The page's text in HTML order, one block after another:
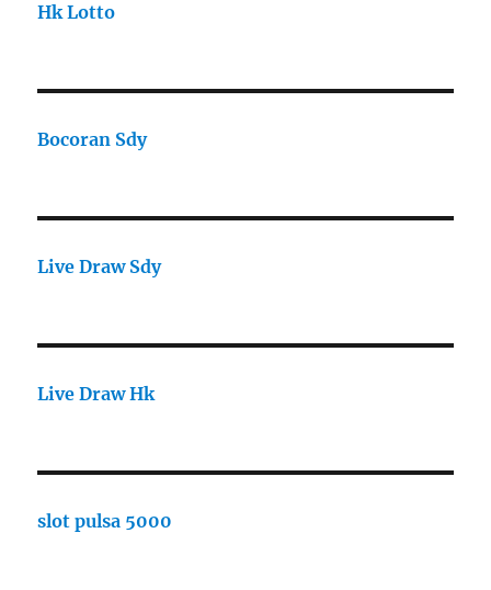
Hk Lotto
Bocoran Sdy
Live Draw Sdy
Live Draw Hk
slot pulsa 5000